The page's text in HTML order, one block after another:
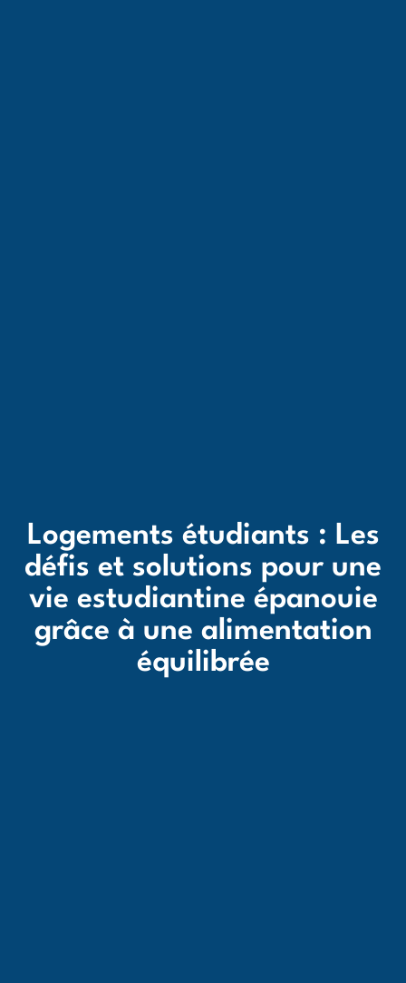
Logements étudiants : Les
défis et solutions pour une
vie estudiantine épanouie
grâce à une alimentation
équilibrée